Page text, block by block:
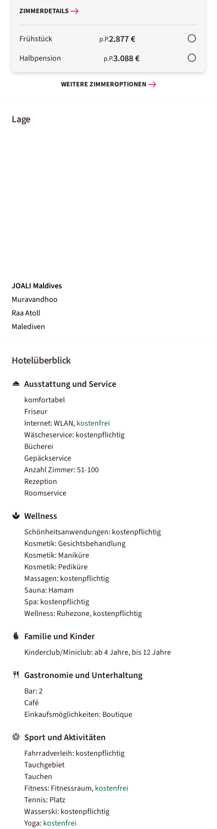
ZIMMERDETAILS
Frühstück p.P.2.877 €
Halbpension p.P.3.088 €
WEITERE ZIMMEROPTIONEN
Lage
JOALI Maldives
Muravandhoo
Raa Atoll
Malediven
Hotelüberblick
Ausstattung und Service
komfortabel
Friseur
Internet: WLAN,kostenfrei
Wäscheservice: kostenpflichtig
Bücherei
Gepäckservice
Anzahl Zimmer: 51-100
Rezeption
Roomservice
Wellness
Schönheitsanwendungen: kostenpflichtig
Kosmetik: Gesichtsbehandlung
Kosmetik: Maniküre
Kosmetik: Pediküre
Massagen: kostenpflichtig
Sauna: Hamam
Spa: kostenpflichtig
Wellness: Ruhezone, kostenpflichtig
Familie und Kinder
Kinderclub/Miniclub: ab 4 Jahre, bis 12 Jahre
Gastronomie und Unterhaltung
Bar: 2
Café
Einkaufsmöglichkeiten: Boutique
Sport und Aktivitäten
Fahrradverleih: kostenpflichtig
Tauchgebiet
Tauchen
Fitness: Fitnessraum,kostenfrei
Tennis: Platz
Wasserski: kostenpflichtig
Yoga: kostenfrei